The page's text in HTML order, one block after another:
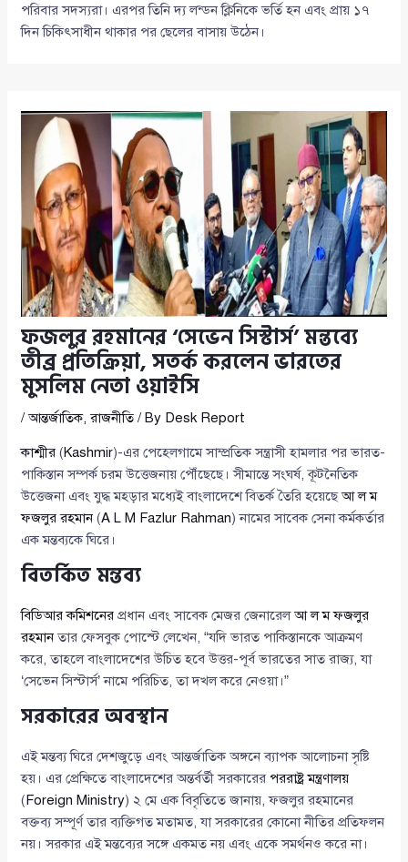
পরিবার সদস্যরা। এরপর তিনি দ্য লন্ডন ক্লিনিকে ভর্তি হন এবং প্রায় ১৭
দিন চিকিৎসাধীন থাকার পর ছেলের বাসায় উঠেন।
ফজলুর রহমানের ‘সেভেন সিস্টার্স’ মন্তব্যে
তীব্র প্রতিক্রিয়া, সতর্ক করলেন ভারতের
মুসলিম নেতা ওয়াইসি
/আন্তর্জাতিক,রাজনীতি/ By Desk Report
কাশ্মীর (Kashmir)-এর পেহেলগামে সাম্প্রতিক সন্ত্রাসী হামলার পর ভারত-
পাকিস্তান সম্পর্ক চরম উত্তেজনায় পৌঁছেছে। সীমান্তে সংঘর্ষ, কূটনৈতিক
উত্তেজনা এবং যুদ্ধ মহড়ার মধ্যেই বাংলাদেশে বিতর্ক তৈরি হয়েছেআ ল ম
ফজলুর রহমান(A L M Fazlur Rahman) নামের সাবেক সেনা কর্মকর্তার
এক মন্তব্যকে ঘিরে।
বিতর্কিত মন্তব্য
বিডিআর কমিশনের প্রধান এবং সাবেক মেজর জেনারেলআ ল ম ফজলুর
রহমানতার ফেসবুক পোস্টে লেখেন, “যদি ভারত পাকিস্তানকে আক্রমণ
করে, তাহলে বাংলাদেশের উচিত হবে উত্তর-পূর্ব ভারতের সাত রাজ্য, যা
‘সেভেন সিস্টার্স’ নামে পরিচিত, তা দখল করে নেওয়া।”
সরকারের অবস্থান
এই মন্তব্য ঘিরে দেশজুড়ে এবং আন্তর্জাতিক অঙ্গনে ব্যাপক আলোচনা সৃষ্টি
হয়। এর প্রেক্ষিতে বাংলাদেশের অন্তর্বর্তী সরকারের পররাষ্ট্র মন্ত্রণালয়
( Foreign Ministry) ২ মে এক বিবৃতিতে জানায়, ফজলুর রহমানের
বক্তব্য সম্পূর্ণ তার ব্যক্তিগত মতামত, যা সরকারের কোনো নীতির প্রতিফলন
নয়। সরকার এই মন্তব্যের সঙ্গে একমত নয় এবং একে সমর্থনও করে না।